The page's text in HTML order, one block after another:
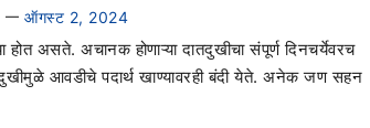
— ऑगस्ट 2, 2024
असते. अचानक होणाऱ्या दातदुखीचा संपूर्ण दिनचर्येवरच
आवडीचे पदार्थ खाण्यावरही बंदी येते. अनेक जण सहन